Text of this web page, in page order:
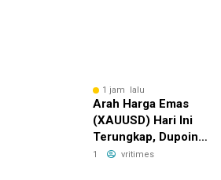
1 jam lalu
Arah Harga Emas
(XAUUSD) Hari Ini
Terungkap, Dupoin
Futures Soroti Area
1 vritimes